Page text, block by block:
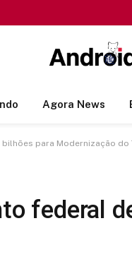
Agora News
para Modernização
federal